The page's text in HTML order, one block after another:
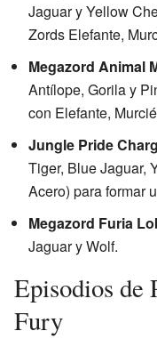
Jaguar y Yellow
Zords Elefante,
Megazord Animal
Antílope, Gorila y
con Elefante,
Jungle Pride
Tiger, Blue Jaguar,
Acero) para formar
Megazord Furia
Jaguar y Wolf.
Episodios de
Fury